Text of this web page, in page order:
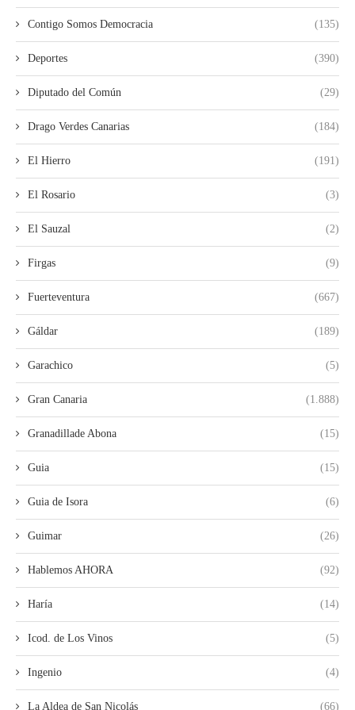
Contigo Somos Democracia (135)
Deportes (390)
Diputado del Común (29)
Drago Verdes Canarias (184)
El Hierro (191)
El Rosario (3)
El Sauzal (2)
Firgas (9)
Fuerteventura (667)
Gáldar (189)
Garachico (5)
Gran Canaria (1.888)
Granadillade Abona (15)
Guia (15)
Guia de Isora (6)
Guimar (26)
Hablemos AHORA (92)
Haría (14)
Icod. de Los Vinos (5)
Ingenio (4)
La Aldea de San Nicolás (66)